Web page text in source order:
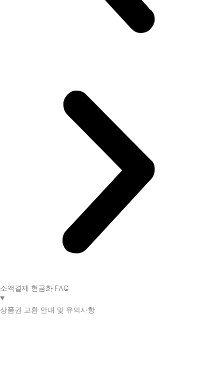
소액결제 현금화 FAQ​
상품권 교환 안내 및 유의사항